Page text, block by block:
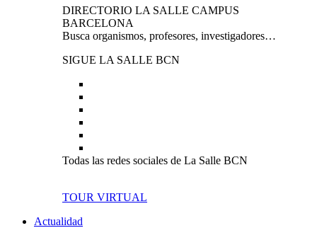
DIRECTORIO LA SALLE CAMPUS
BARCELONA
Busca organismos, profesores, investigadores…
SIGUE LA SALLE BCN
Todas las redes sociales de La Salle BCN
TOUR VIRTUAL
Actualidad